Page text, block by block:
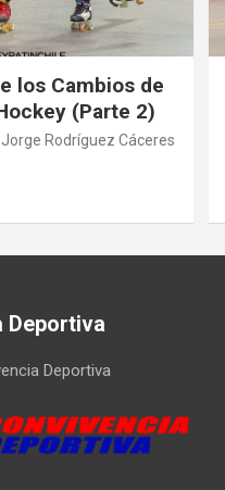
los Cambios de
(Parte 2)
Jorge Rodríguez Cáceres
Deportiva
Deportiva